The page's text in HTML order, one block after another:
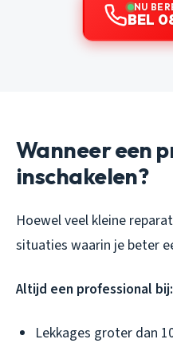
NU
BEL
Wanneer een
inschakelen?
Hoewel veel kleine
situaties waarin je beter
Altijd een professional bij:
Lekkages groter dan